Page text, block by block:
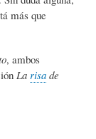
más que
, ambos
La risa de